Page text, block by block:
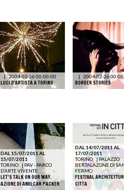
| 2004-02-26 00:00:00
LUCI D'ARTISTA A TORINO
| 2004-02-26
BORDER STORIES
DAL 15/07/2011 AL
15/07/2011
TORINO
| PAV - PARCO
D’ARTE VIVENTE
LET’S TALK ON OUR WAY.
AZIONE DI AMILCAR PACKER
DAL 14/07/2011 AL
17/07/2011
TORINO |PALAZZO
BERTALAZONE DI
FERMO
FESTIVAL
CITTA